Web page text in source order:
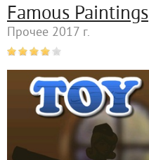
Famous Paintings
Прочее 2017 г.